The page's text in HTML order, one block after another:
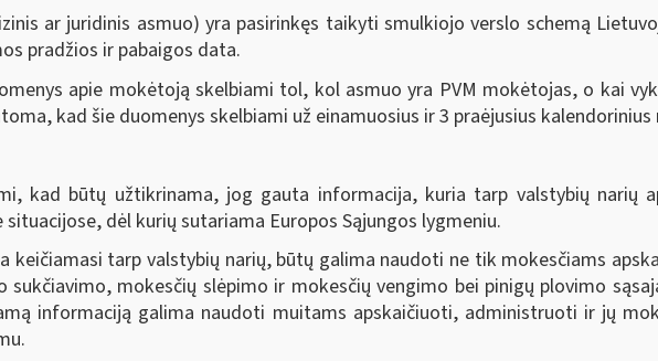
ar juridinis asmuo) yra pasirinkęs taikyti smulkiojo verslo schemą
pradžios ir pabaigos data.
apie mokėtoją skelbiami tol, kol asmuo yra PVM mokėtojas, o kai
kad šie duomenys skelbiami už einamuosius ir 3 praėjusius kalendorinius
kad būtų užtikrinama, jog gauta informacija, kuria tarp valstybių narių
dėl kurių sutariama Europos Sąjungos lygmeniu.
keičiamasi tarp valstybių narių, būtų galima naudoti ne tik mokesčiams
mokesčių slėpimo ir mokesčių vengimo bei pinigų plovimo
informaciją galima naudoti muitams apskaičiuoti, administruoti ir jų